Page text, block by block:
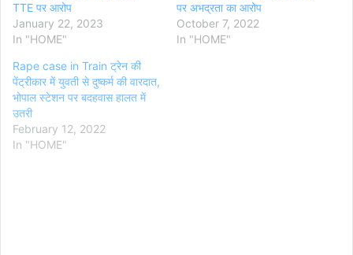
TTE पर आरोप
January 22, 2023
In "HOME"
पर अभद्रता का आरोप
October 7, 2022
In "HOME"
Rape case in Train ट्रेन की
पेंट्रीकार में युवती से दुष्कर्म की वारदात,
भोपाल स्टेशन पर बदहवास हालत में
उतरी
February 12, 2022
In "HOME"